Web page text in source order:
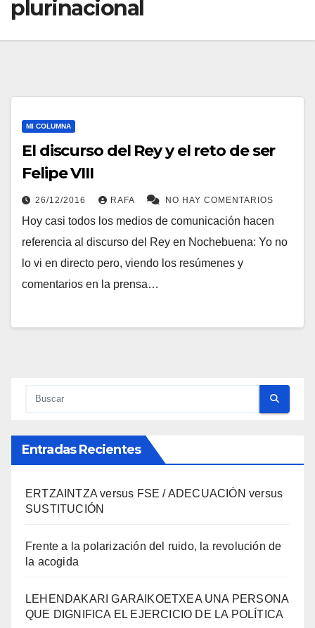
plurinacional
MI COLUMNA
El discurso del Rey y el reto de ser
Felipe VIII
26/12/2016 RAFA NO HAY COMENTARIOS
Hoy casi todos los medios de comunicación hacen
referencia al discurso del Rey en Nochebuena: Yo no
lo vi en directo pero, viendo los resúmenes y
comentarios en la prensa…
Entradas Recientes
ERTZAINTZA versus FSE / ADECUACIÓN versus
SUSTITUCIÓN
Frente a la polarización del ruido, la revolución de
la acogida
LEHENDAKARI GARAIKOETXEA UNA PERSONA
QUE DIGNIFICA EL EJERCICIO DE LA POLÍTICA